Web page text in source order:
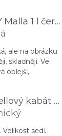
Taštička HUSKY Malla 1 l černá
je 3 z 5 hvězdiček.
ale na obrázku
skladněji. Ve
oblejší,
Pánský hardshellový kabát HUSKY Nestia M zelený
5 z 5 hvězdiček.
sedí.